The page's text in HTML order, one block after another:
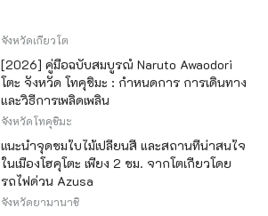
จังหวัดเกียวโต
[2026] คู่มือฉบับสมบูรณ์ Naruto Awaodori
โตะ จังหวัด โทคุชิมะ : กำหนดการ การเดินทาง
และวิธีการเพลิดเพลิน
จังหวัดโทคุชิมะ
แนะนำจุดชมใบไม้เปลี่ยนสี และสถานที่น่าสนใจ
ในเมืองโฮคุโตะ เพียง 2 ชม. จากโตเกียวโดย
รถไฟด่วน Azusa
จังหวัดยามานาชิ